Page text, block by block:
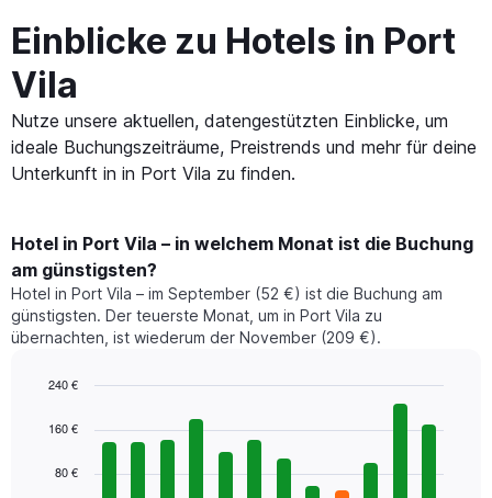
Einblicke zu Hotels in Port
Vila
Nutze unsere aktuellen, datengestützten Einblicke, um
ideale Buchungszeiträume, Preistrends und mehr für deine
Unterkunft in in Port Vila zu finden.
Hotel in Port Vila – in welchem Monat ist die Buchung
am günstigsten?
Hotel in Port Vila – im September (52 €) ist die Buchung am
günstigsten. Der teuerste Monat, um in Port Vila zu
übernachten, ist wiederum der November (209 €).
chart
bars.
graphic.
80 €
160 €
240 €